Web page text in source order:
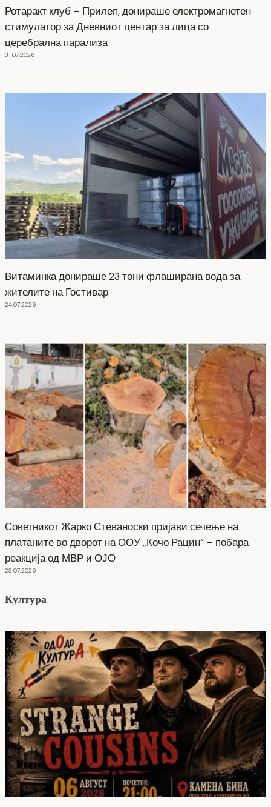
Ротаракт клуб – Прилеп, донираше електромагнетен
стимулатор за Дневниот центар за лица со
церебрална парализа
31.07.2026
Витаминка донираше 23 тони флаширана вода за
жителите на Гостивар
24.07.2026
Советникот Жарко Стеваноски пријави сечење на
платаните во дворот на ООУ „Кочо Рацин“ – побара
реакција од МВР и ОЈО
23.07.2026
Култура